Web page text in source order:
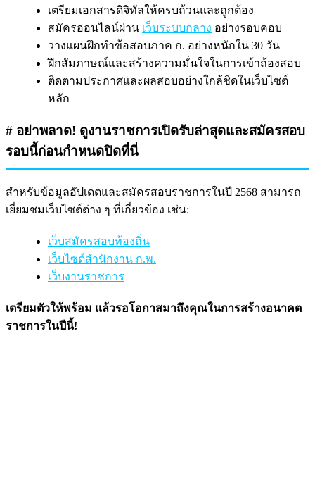
เตรียมเอกสารดิจิทัลให้ครบถ้วนและถูกต้อง
สมัครออนไลน์ผ่าน เว็บระบบกลาง อย่างรอบคอบ
วางแผนฝึกทำข้อสอบภาค ก. อย่างหนักใน 30 วัน
ฝึกสัมภาษณ์และสร้างความมั่นใจในการเข้าถ้องสอบ
ติดตามประกาศและผลสอบอย่างใกล้ชิดในเว็บไซต์
หลัก
# อย่าพลาด! ดูงานราชการเปิดรับล่าสุดและสมัครสอบ
รอบนี้ก่อนกำหนดปิดที่นี่
สำหรับข้อมูลอัปเดตและสมัครสอบราชการในปี 2568 สามารถ
เยี่ยมชมเว็บไซต์ต่าง ๆ ที่เกี่ยวข้อง เช่น:
เว็บสมัครสอบท้องถิ่น
เว็บไซต์สำนักงาน ก.พ.
เว็บงานราชการ
เตรียมตัวให้พร้อม แล้วรอโอกาสมาถึงคุณในการสร้างอนาคต
ราชการในปีนี้!